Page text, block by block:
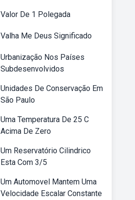
Valor De 1 Polegada
Valha Me Deus Significado
Urbanização Nos Países
Subdesenvolvidos
Unidades De Conservação Em
São Paulo
Uma Temperatura De 25 C
Acima De Zero
Um Reservatório Cilindrico
Esta Com 3/5
Um Automovel Mantem Uma
Velocidade Escalar Constante